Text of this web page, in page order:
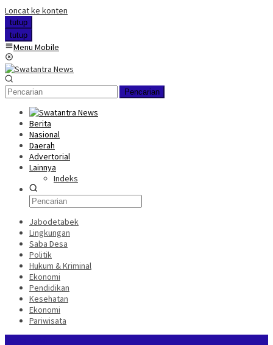
Loncat ke konten
tutup
tutup
Menu Mobile
Pencarian
Berita
Nasional
Daerah
Advertorial
Lainnya
Indeks
Jabodetabek
Lingkungan
Saba Desa
Politik
Hukum & Kriminal
Ekonomi
Pendidikan
Kesehatan
Ekonomi
Pariwisata